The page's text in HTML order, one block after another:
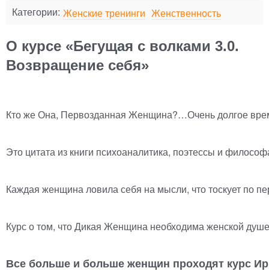
Категории: Женские тренинги Женственность
О курсе «Бегущая с волками 3.0.
Возвращение себя»
Кто же Она, Первозданная Женщина?…Очень долгое
Это цитата из книги психоаналитика, поэтессы и
Каждая женщина ловила себя на мысли, что тоскует по
Курс о том, что Дикая Женщина необходима женской
Все больше и больше женщин проходят курс